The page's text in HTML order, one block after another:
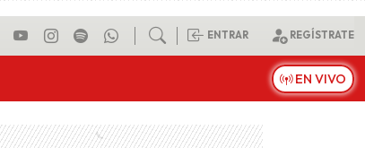
ENTRAR REGÍSTRATE
EN VIVO